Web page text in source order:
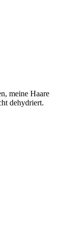
meine Haare
dehydriert.